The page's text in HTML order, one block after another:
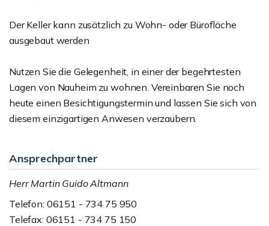
Der Keller kann zusätzlich zu Wohn- oder Bürofläche
ausgebaut werden
Nutzen Sie die Gelegenheit, in einer der begehrtesten
Lagen von Nauheim zu wohnen. Vereinbaren Sie noch
heute einen Besichtigungstermin und lassen Sie sich von
diesem einzigartigen Anwesen verzaubern.
Ansprechpartner
Herr Martin Guido Altmann
Telefon: 06151 - 734 75 950
Telefax: 06151 - 734 75 150